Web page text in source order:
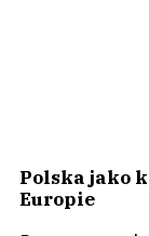
Polska jako
Europie